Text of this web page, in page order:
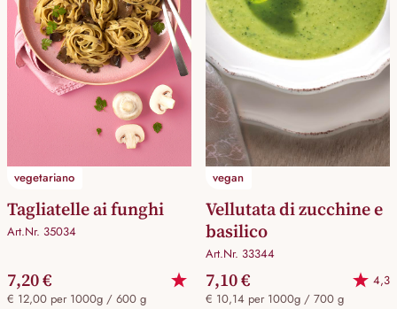
vegetariano
Tagliatelle ai funghi
Art.Nr. 35034
7,20 €
€ 12,00 per 1000g / 600 g
vegan
Vellutata di zucchine e
basilico
Art.Nr. 33344
7,10 €
4,3
€ 10,14 per 1000g / 700 g